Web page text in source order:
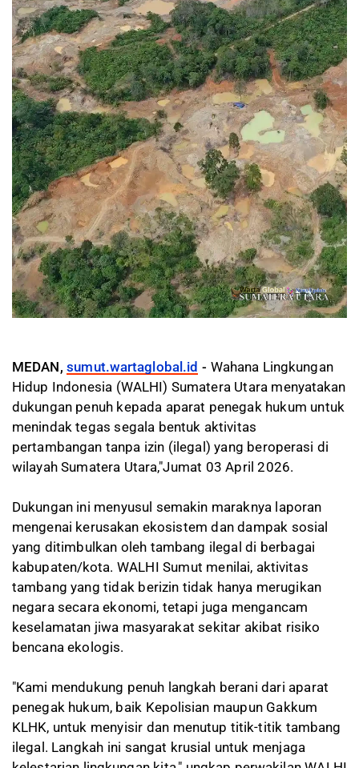
MEDAN,sumut.wartaglobal.id - Wahana Lingkungan
Hidup Indonesia (WALHI) Sumatera Utara menyatakan
dukungan penuh kepada aparat penegak hukum untuk
menindak tegas segala bentuk aktivitas
pertambangan tanpa izin (ilegal) yang beroperasi di
wilayah Sumatera Utara,"Jumat 03 April 2026.
Dukungan ini menyusul semakin maraknya laporan
mengenai kerusakan ekosistem dan dampak sosial
yang ditimbulkan oleh tambang ilegal di berbagai
kabupaten/kota. WALHI Sumut menilai, aktivitas
tambang yang tidak berizin tidak hanya merugikan
negara secara ekonomi, tetapi juga mengancam
keselamatan jiwa masyarakat sekitar akibat risiko
bencana ekologis.
"Kami mendukung penuh langkah berani dari aparat
penegak hukum, baik Kepolisian maupun Gakkum
KLHK, untuk menyisir dan menutup titik-titik tambang
ilegal. Langkah ini sangat krusial untuk menjaga